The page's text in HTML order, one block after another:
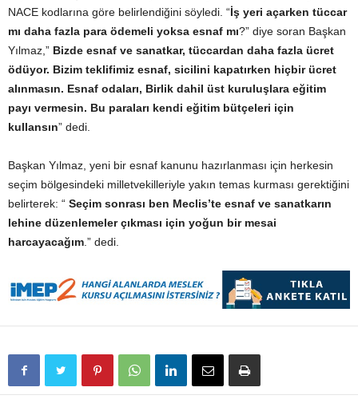
NACE kodlarına göre belirlendiğini söyledi. “İş yeri açarken tüccar
mı daha fazla para ödemeli yoksa esnaf mı?” diye soran Başkan
Yılmaz,” Bizde esnaf ve sanatkar, tüccardan daha fazla ücret
ödüyor. Bizim teklifimiz esnaf, sicilini kapatırken hiçbir ücret
alınmasın. Esnaf odaları, Birlik dahil üst kuruluşlara eğitim
payı vermesin. Bu paraları kendi eğitim bütçeleri için
kullansın” dedi.
Başkan Yılmaz, yeni bir esnaf kanunu hazırlanması için herkesin
seçim bölgesindeki milletvekilleriyle yakın temas kurması gerektiğini
belirterek: “ Seçim sonrası ben Meclis’te esnaf ve sanatkarın
lehine düzenlemeler çıkması için yoğun bir mesai
harcayacağım .” dedi.